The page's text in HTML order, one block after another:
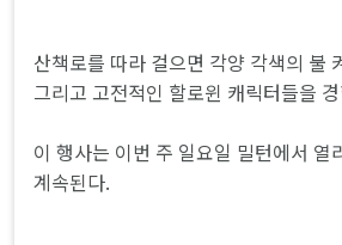
산책로를 따라 걸으면 각양 각색의 불
그리고 고전적인 할로윈 캐릭터들을
이 행사는 이번 주 일요일 밀턴에서 열
계속된다.